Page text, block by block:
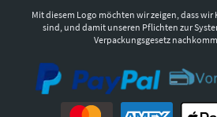
Mit diesem Logo möchten wir zeigen, dass
sind, und damit unseren Pflichten zur
Verpackungsgesetz